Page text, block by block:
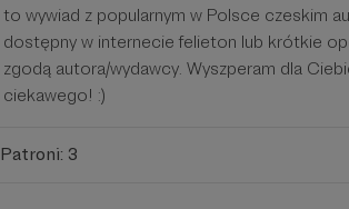
to wywiad z popularnym w Polsce czeskim
dostępny w internecie felieton lub krótkie
zgodą autora/wydawcy. Wyszperam dla
ciekawego! :)
Patroni: 3